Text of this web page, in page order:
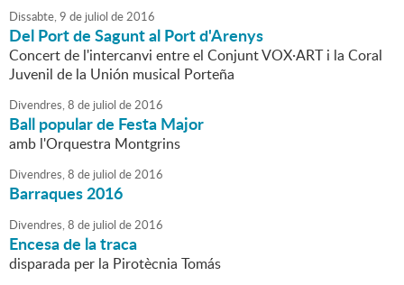
Dissabte,9 de juliol de2016
Del Port de Sagunt al Port d'Arenys
Concert de l'intercanvi entre el Conjunt VOX·ART i la Coral
Juvenil de la Unión musical Porteña
Divendres,8 de juliol de2016
Ball popular de Festa Major
amb l'Orquestra Montgrins
Divendres,8 de juliol de2016
Barraques 2016
Divendres,8 de juliol de2016
Encesa de la traca
disparada per la Pirotècnia Tomás